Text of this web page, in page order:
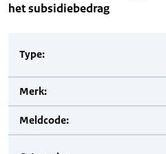
het subsidiebedrag
Type:
Merk:
Meldcode: